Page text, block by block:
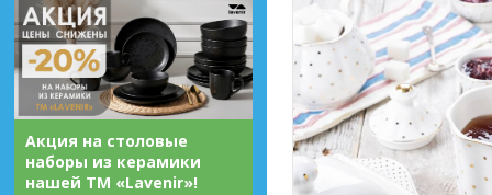
Акция на столовые
наборы из керамики
нашей ТМ «Lavenir»!